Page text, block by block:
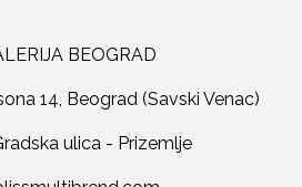
BEOGRAD
14, Beograd (Savski Venac)
ulica - Prizemlje